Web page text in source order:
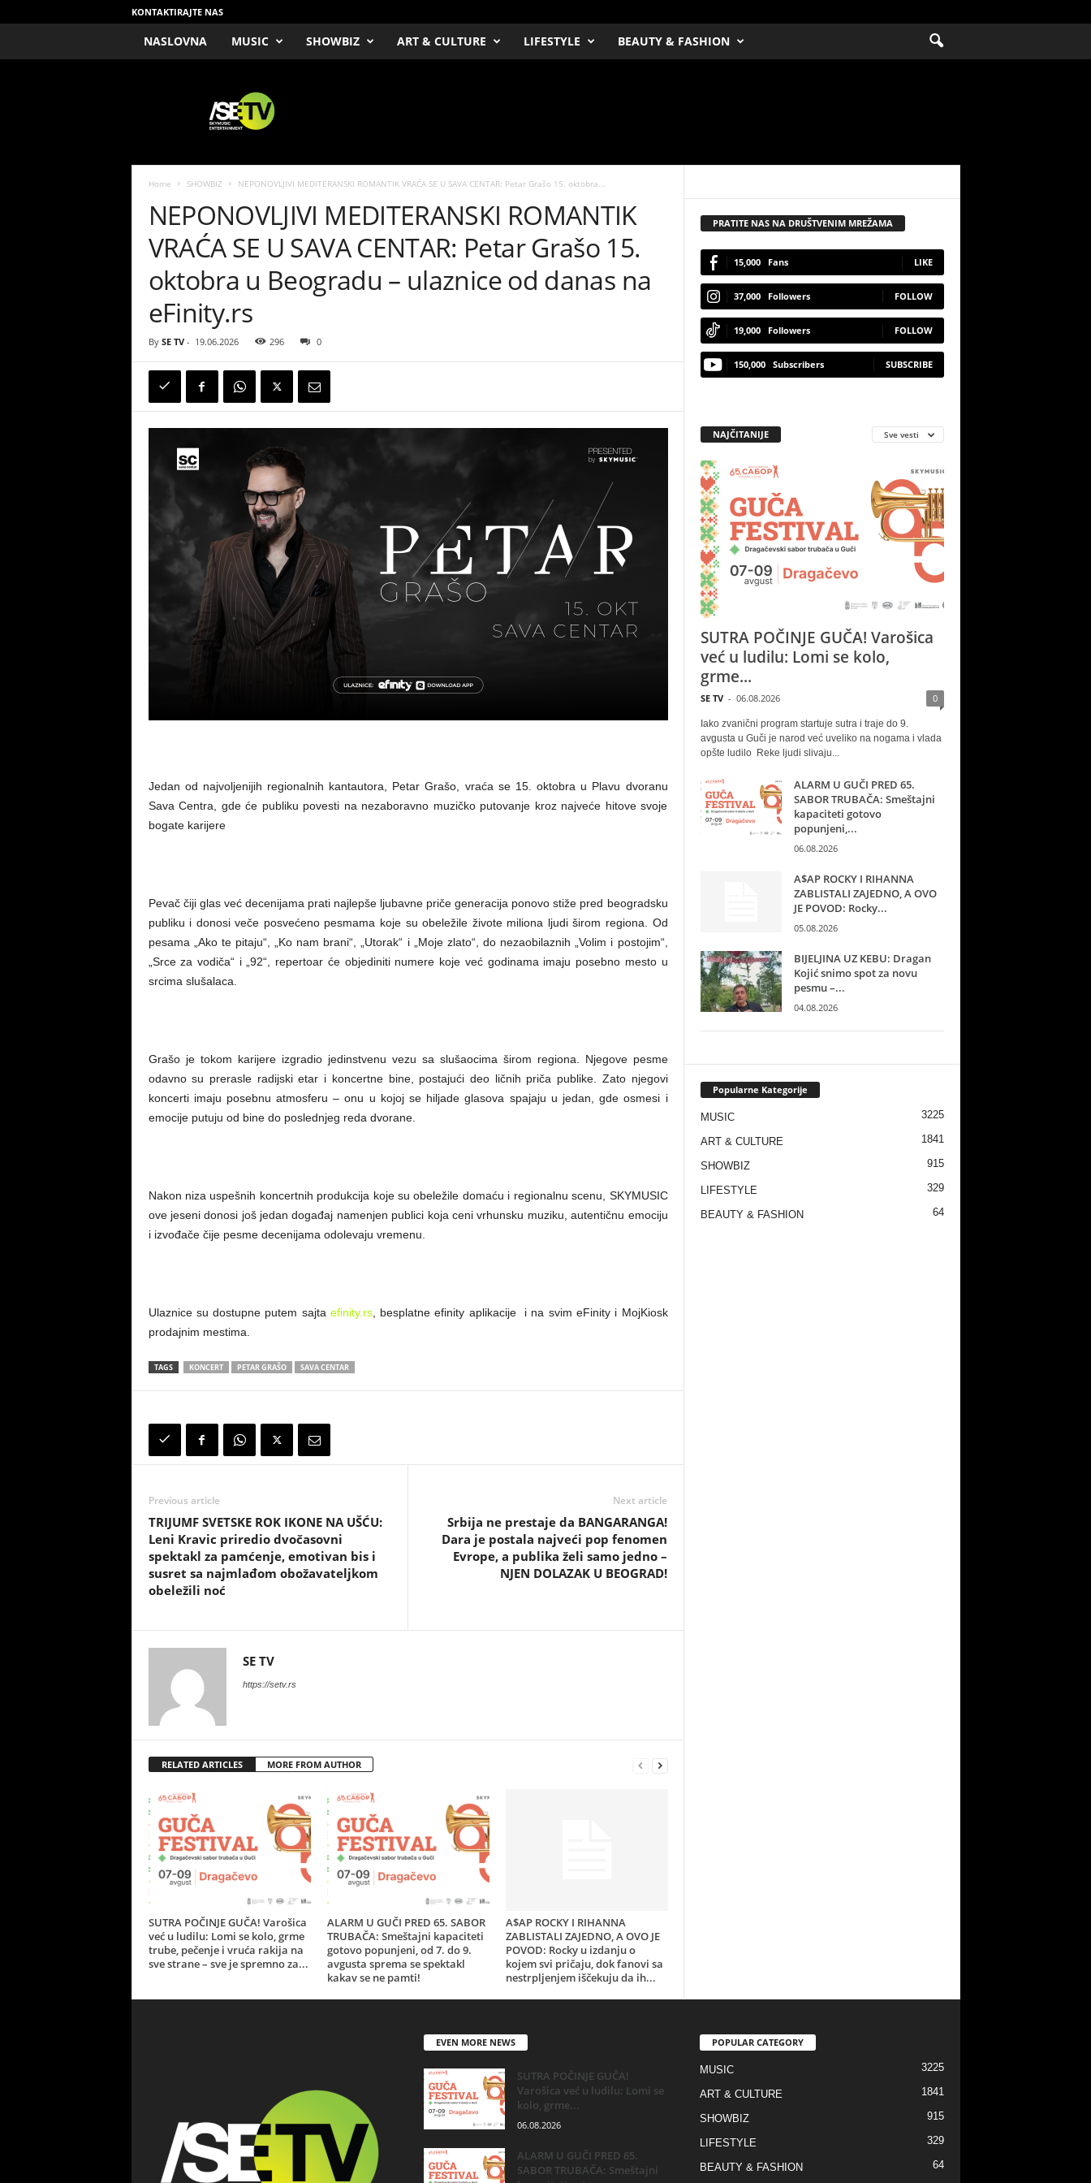
KONTAKTIRAJTE NAS
NASLOVNA MUSIC SHOWBIZ ART & CULTURE LIFESTYLE BEAUTY & FASHION
Home SHOWBIZ NEPONOVLJIVI MEDITERANSKI ROMANTIK VRAĆA SE U SAVA CENTAR: Petar Grašo 15. oktobra...
NEPONOVLJIVI MEDITERANSKI ROMANTIK
VRAĆA SE U SAVA CENTAR: Petar Grašo 15.
oktobra u Beogradu – ulaznice od danas na
eFinity.rs
By SE TV- 19.06.2026 296 0
Jedan od najvoljenijih regionalnih kantautora, Petar Grašo, vraća se 15. oktobra u Plavu dvoranu
Sava Centra, gde će publiku povesti na nezaboravno muzičko putovanje kroz najveće hitove svoje
bogate karijere
Pevač čiji glas već decenijama prati najlepše ljubavne priče generacija ponovo stiže pred beogradsku
publiku i donosi veče posvećeno pesmama koje su obeležile živote miliona ljudi širom regiona. Od
pesama „Ako te pitaju“, „Ko nam brani“, „Utorak“ i „Moje zlato“, do nezaobilaznih „Volim i postojim“,
„Srce za vodiča“ i „92“, repertoar će objediniti numere koje već godinama imaju posebno mesto u
srcima slušalaca.
Grašo je tokom karijere izgradio jedinstvenu vezu sa slušaocima širom regiona. Njegove pesme
odavno su prerasle radijski etar i koncertne bine, postajući deo ličnih priča publike. Zato njegovi
koncerti imaju posebnu atmosferu – onu u kojoj se hiljade glasova spajaju u jedan, gde osmesi i
emocije putuju od bine do poslednjeg reda dvorane.
Nakon niza uspešnih koncertnih produkcija koje su obeležile domaću i regionalnu scenu, SKYMUSIC
ove jeseni donosi još jedan događaj namenjen publici koja ceni vrhunsku muziku, autentičnu emociju
i izvođače čije pesme decenijama odolevaju vremenu.
Ulaznice su dostupne putem sajta efinity.rs, besplatne efinity aplikacije i na svim eFinity i MojKiosk
prodajnim mestima.
TAGS KONCERT PETAR GRAŠO SAVA CENTAR
Previous article
TRIJUMF SVETSKE ROK IKONE NA UŠĆU:
Leni Kravic priredio dvočasovni
spektakl za pamćenje, emotivan bis i
susret sa najmlađom obožavateljkom
obeležili noć
Next article
Srbija ne prestaje da BANGARANGA!
Dara je postala najveći pop fenomen
Evrope, a publika želi samo jedno –
NJEN DOLAZAK U BEOGRAD!
SE TV
https://setv.rs
RELATED ARTICLES MORE FROM AUTHOR
SUTRA POČINJE GUČA! Varošica
već u ludilu: Lomi se kolo, grme
trube, pečenje i vruća rakija na
sve strane – sve je spremno za...
ALARM U GUČI PRED 65. SABOR
TRUBAČA: Smeštajni kapaciteti
gotovo popunjeni, od 7. do 9.
avgusta sprema se spektakl
kakav se ne pamti!
A$AP ROCKY I RIHANNA
ZABLISTALI ZAJEDNO, A OVO JE
POVOD: Rocky u izdanju o
kojem svi pričaju, dok fanovi sa
nestrpljenjem iščekuju da ih...
PRATITE NAS NA DRUŠTVENIM MREŽAMA
15,000 Fans LIKE
37,000 Followers FOLLOW
19,000 Followers FOLLOW
150,000 Subscribers SUBSCRIBE
NAJČITANIJE Sve vesti
SUTRA POČINJE GUČA! Varošica
već u ludilu: Lomi se kolo,
grme...
SE TV - 06.08.2026 0
Iako zvanični program startuje sutra i traje do 9.
avgusta u Guči je narod već uveliko na nogama i vlada
opšte ludilo Reke ljudi slivaju...
ALARM U GUČI PRED 65.
SABOR TRUBAČA: Smeštajni
kapaciteti gotovo
popunjeni,...
06.08.2026
A$AP ROCKY I RIHANNA
ZABLISTALI ZAJEDNO, A OVO
JE POVOD: Rocky...
05.08.2026
BIJELJINA UZ KEBU: Dragan
Kojić snimo spot za novu
pesmu –...
04.08.2026
Popularne Kategorije
MUSIC 3225
ART & CULTURE 1841
SHOWBIZ 915
LIFESTYLE 329
BEAUTY & FASHION 64
EVEN MORE NEWS
SUTRA POČINJE GUČA!
Varošica već u ludilu: Lomi se
kolo, grme...
06.08.2026
ALARM U GUČI PRED 65.
SABOR TRUBAČA: Smeštajni
POPULAR CATEGORY
MUSIC 3225
ART & CULTURE 1841
SHOWBIZ 915
LIFESTYLE 329
BEAUTY & FASHION 64